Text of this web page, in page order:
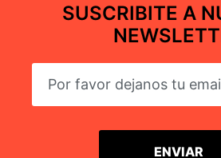
SUSCRIBITE A